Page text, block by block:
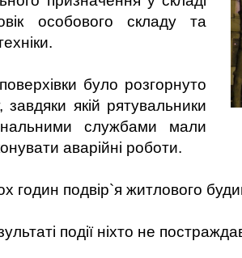
особового складу та
було розгорнуто
завдяки якій рятувальники
службами мали
аварійні роботи.
годин подвір`я житлового
події ніхто не